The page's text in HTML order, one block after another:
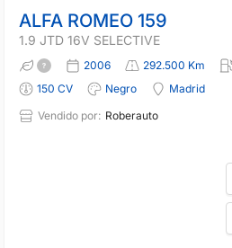
ALFA ROMEO 159
1.9 JTD 16V SELECTIVE
2006 292.500 Km
150 CV
Negro
Madrid
Vendido por: Roberauto